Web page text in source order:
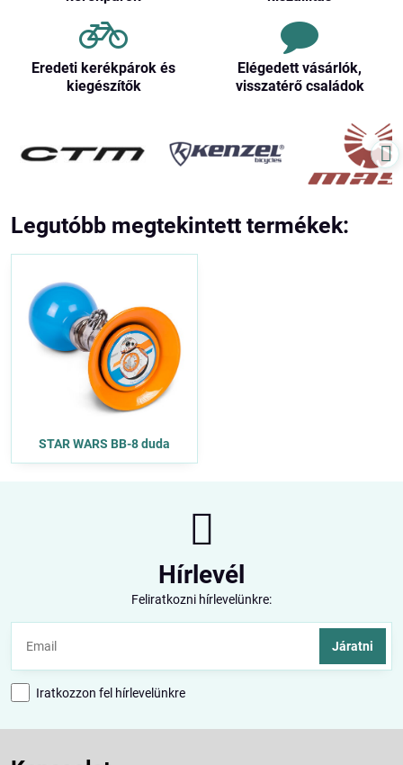
Eredeti kerékpárok és
kiegészítők
Elégedett vásárlók,
visszatérő családok
Legutóbb megtekintett termékek:
STAR WARS BB-8 duda
Hírlevél
Feliratkozni hírlevelünkre:
Járatni
Iratkozzon fel hírlevelünkre